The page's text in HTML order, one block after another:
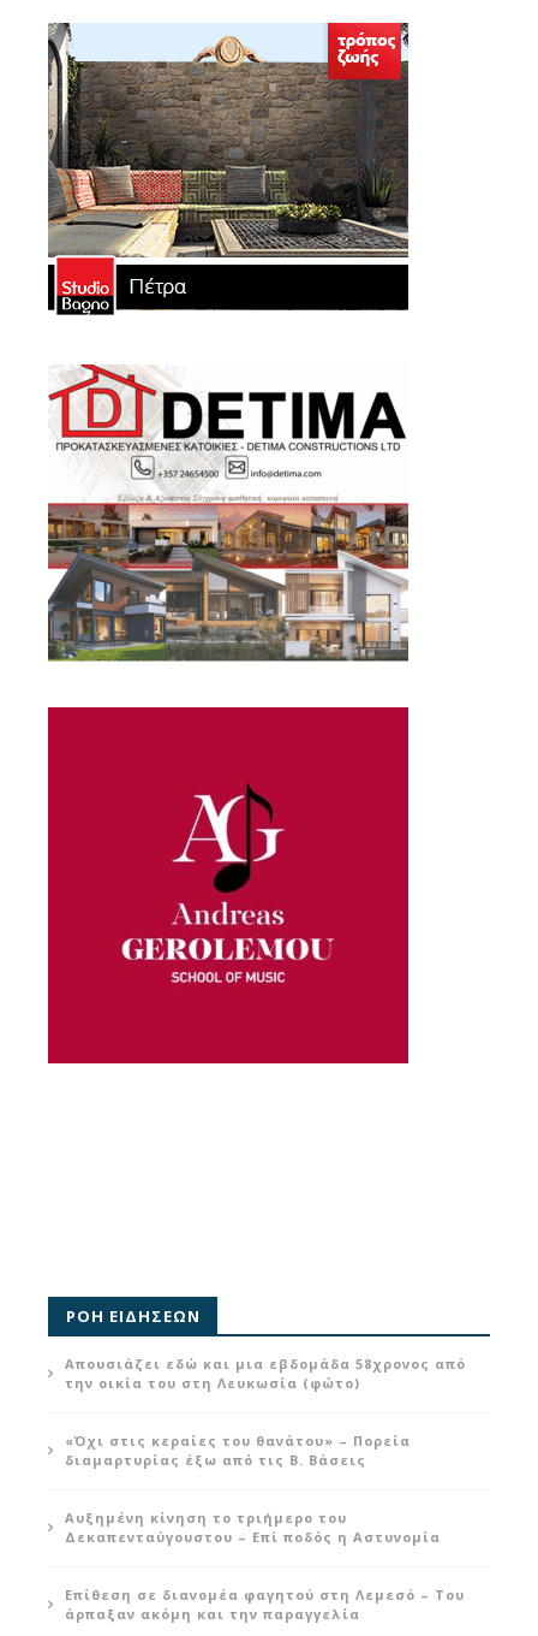
ΡΟΗ ΕΙΔΗΣΕΩΝ
Απουσιάζει εδώ και μια εβδομάδα 58χρονος από
την οικία του στη Λευκωσία (φώτο)
«Όχι στις κεραίες του θανάτου» – Πορεία
διαμαρτυρίας έξω από τις Β. Βάσεις
Αυξημένη κίνηση το τριήμερο του
Δεκαπενταύγουστου – Επί ποδός η Αστυνομία
Επίθεση σε διανομέα φαγητού στη Λεμεσό – Του
άρπαξαν ακόμη και την παραγγελία